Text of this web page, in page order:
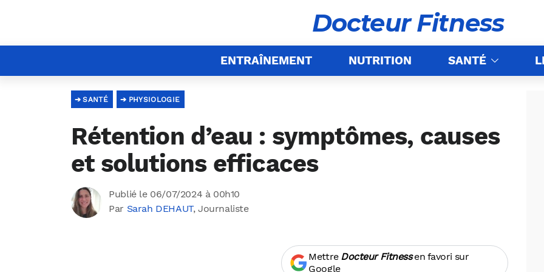
Docteur Fitness
ENTRAÎNEMENT NUTRITION SANTÉ
PHYSIOLOGIE
SANTÉ
Rétention d’eau : symptômes, causes
et solutions efficaces
Publié le 06/07/2024 à 00h10
Par Sarah DEHAUT, Journaliste
Mettre Docteur Fitnessen favori sur
Google